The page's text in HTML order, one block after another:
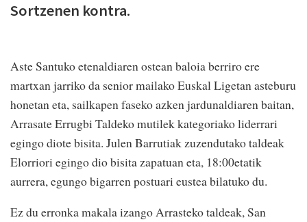
Sortzenen kontra.
Aste Santuko etenaldiaren ostean baloia berriro ere
martxan jarriko da senior mailako Euskal Ligetan asteburu
honetan eta, sailkapen faseko azken jardunaldiaren baitan,
Arrasate Errugbi Taldeko mutilek kategoriako liderrari
egingo diote bisita. Julen Barrutiak zuzendutako taldeak
Elorriori egingo dio bisita zapatuan eta, 18:00etatik
aurrera, egungo bigarren postuari eustea bilatuko du.
Ez du erronka makala izango Arrasteko taldeak, San